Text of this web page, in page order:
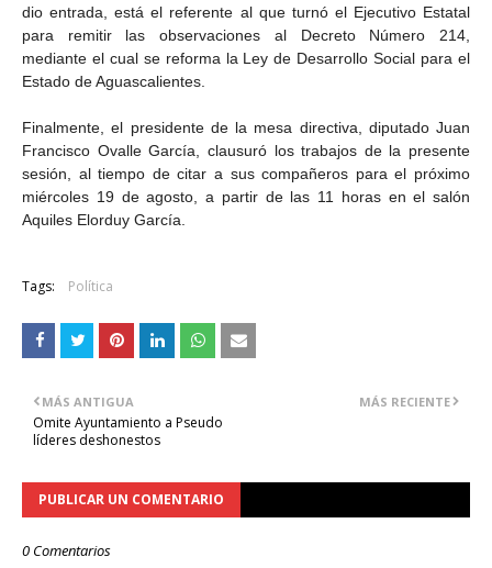
dio entrada, está el referente al que turnó el Ejecutivo Estatal
para remitir las observaciones al Decreto Número 214,
mediante el cual se reforma la Ley de Desarrollo Social para el
Estado de Aguascalientes.
Finalmente, el presidente de la mesa directiva, diputado Juan
Francisco Ovalle García, clausuró los trabajos de la presente
sesión, al tiempo de citar a sus compañeros para el próximo
miércoles 19 de agosto, a partir de las 11 horas en el salón
Aquiles Elorduy García.
Tags: Política
MÁS RECIENTE
MÁS ANTIGUA
Omite Ayuntamiento a Pseudo
líderes deshonestos
PUBLICAR UN COMENTARIO
0 Comentarios